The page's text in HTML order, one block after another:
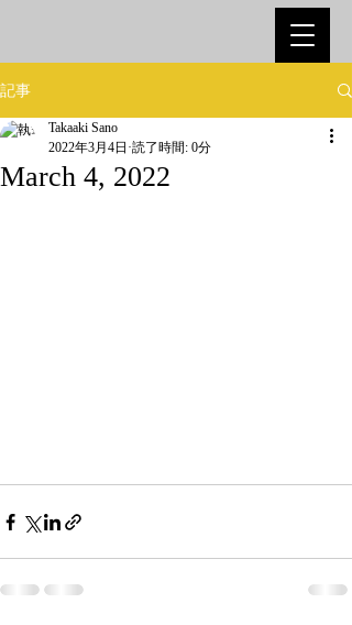
記事
March 4, 2022
Takaaki Sano
2022年3月4日 読了時間: 0分